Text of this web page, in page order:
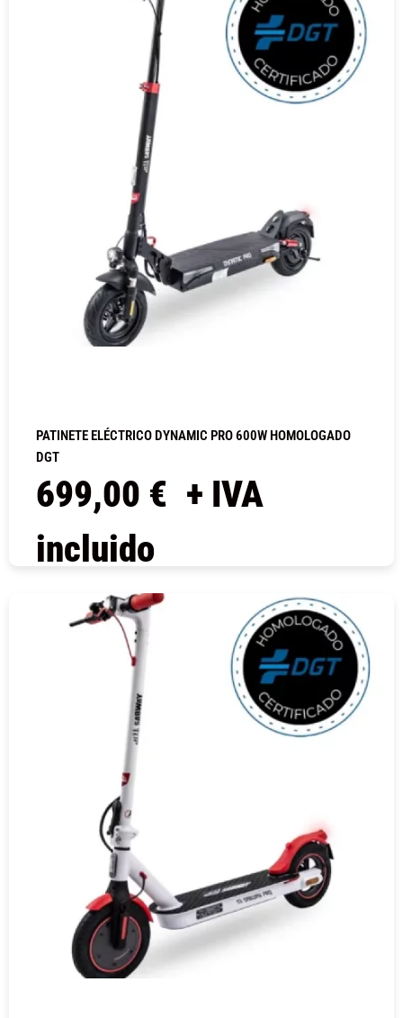
PATINETE ELÉCTRICO DYNAMIC PRO 600W HOMOLOGADO
DGT
699,00 € + IVA
incluido